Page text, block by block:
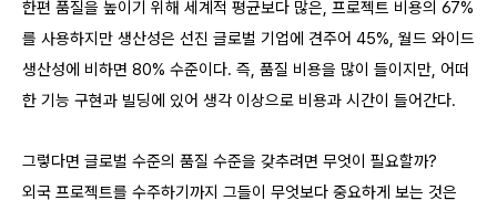
한편 품질을 높이기 위해 세계적 평균보다 많은, 프로젝트 비용의 67%
를 사용하지만 생산성은 선진 글로벌 기업에 견주어 45%, 월드 와이드
생산성에 비하면 80% 수준이다. 즉, 품질 비용을 많이 들이지만, 어떠
한 기능 구현과 빌딩에 있어 생각 이상으로 비용과 시간이 들어간다.
그렇다면 글로벌 수준의 품질 수준을 갖추려면 무엇이 필요할까?
외국 프로젝트를 수주하기까지 그들이 무엇보다 중요하게 보는 것은